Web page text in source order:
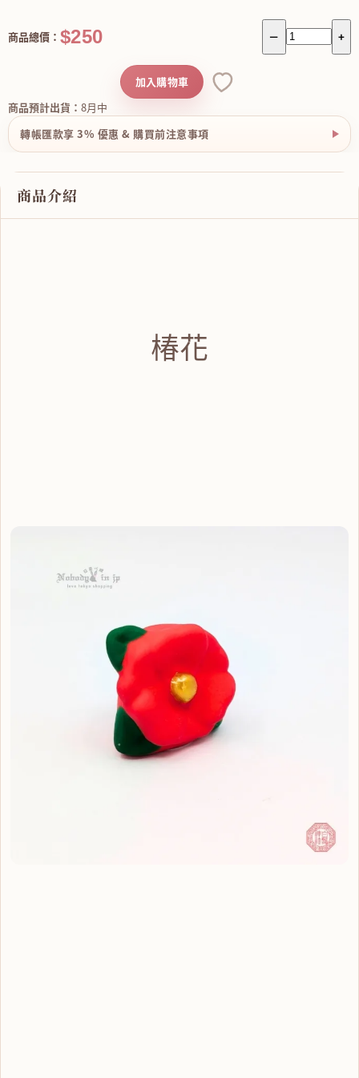
－ +
商品總價： $250
商品預計出貨： 8月中
加入購物車
轉帳匯款享 3% 優惠 & 購買前注意事項
商品介紹
椿花